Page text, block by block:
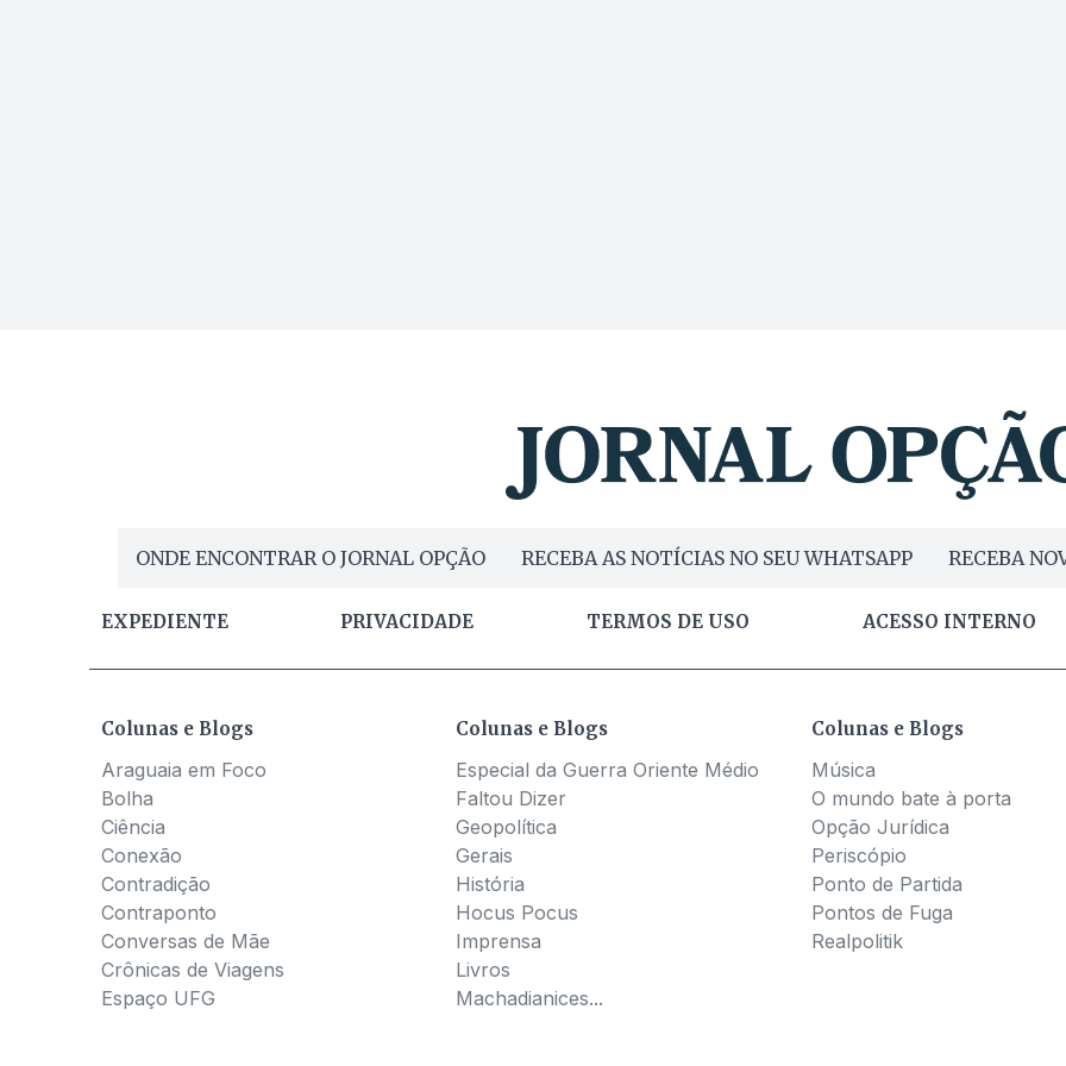
ONDE ENCONTRAR O JORNAL OPÇÃO RECEBA AS NOTÍCIAS NO SEU WHATSAPP RECEBA
EXPEDIENTE PRIVACIDADE TERMOS DE USO ACESSO INTERNO
Colunas e Blogs
Araguaia em Foco
Bolha
Ciência
Conexão
Contradição
Contraponto
Conversas de Mãe
Crônicas de Viagens
Espaço UFG
Colunas e Blogs
Especial da Guerra Oriente Médio
Faltou Dizer
Geopolítica
Gerais
História
Hocus Pocus
Imprensa
Livros
Machadianices...
Colunas e Blogs
Música
O mundo bate à porta
Opção Jurídica
Periscópio
Ponto de Partida
Pontos de Fuga
Realpolitik